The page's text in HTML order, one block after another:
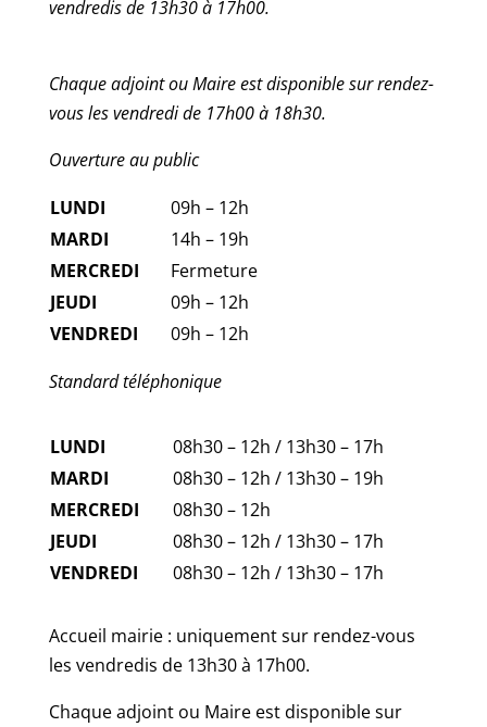
vendredis de 13h30 à 17h00.
Chaque adjoint ou Maire est disponible sur rendez-
vous les vendredi de 17h00 à 18h30.
Ouverture au public
LUNDI
09h – 12h
MARDI
14h – 19h
MERCREDI
Fermeture
JEUDI
09h – 12h
VENDREDI
09h – 12h
Standard téléphonique
LUNDI
08h30 – 12h / 13h30 – 17h
MARDI
08h30 – 12h / 13h30 – 19h
MERCREDI
08h30 – 12h
JEUDI
08h30 – 12h / 13h30 – 17h
VENDREDI
08h30 – 12h / 13h30 – 17h
Accueil mairie : uniquement sur rendez-vous
les vendredis de 13h30 à 17h00.
Chaque adjoint ou Maire est disponible sur